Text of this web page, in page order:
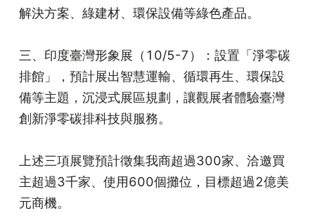
解決方案、綠建材、環保設備等綠色產品。
三、印度臺灣形象展（10/5-7）：設置「淨零碳
排館」，預計展出智慧運輸、循環再生、環保設
備等主題，沉浸式展區規劃，讓觀展者體驗臺灣
創新淨零碳排科技與服務。
上述三項展覽預計徵集我商超過300家、洽邀買
主超過3千家、使用600個攤位，目標超過2億美
元商機。